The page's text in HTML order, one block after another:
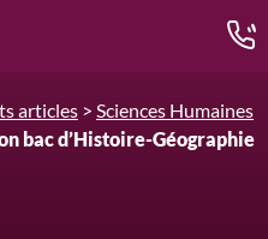
articles > Sciences Humaines
bac d’Histoire-Géographie